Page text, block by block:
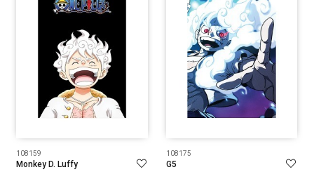
108159
Monkey D. Luffy
108175
G5